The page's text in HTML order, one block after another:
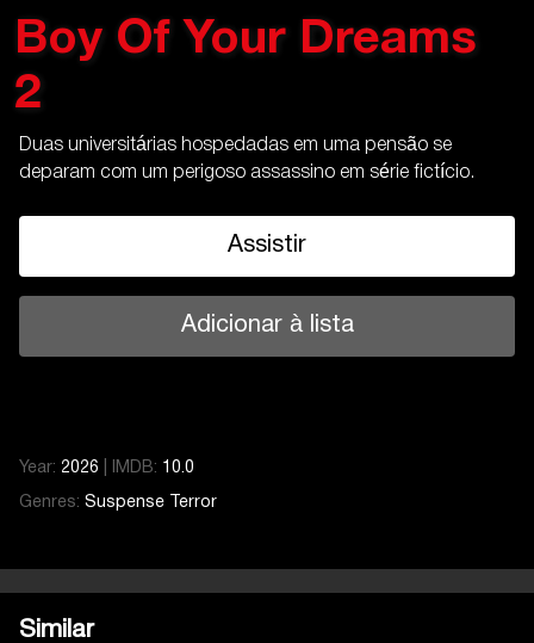
Boy Of Your Dreams
2
Duas universitárias hospedadas em uma pensão se
deparam com um perigoso assassino em série fictício.
Assistir
Adicionar à lista
Year: 2026 IMDB: 10.0
Genres: Suspense Terror
Similar